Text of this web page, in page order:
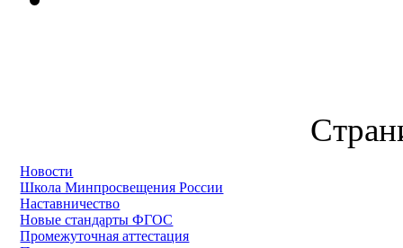
Новости
Школа Минпросвещения России
Наставничество
Новые стандарты ФГОС
Промежуточная аттестация